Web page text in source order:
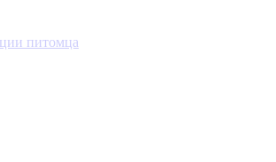
питомца